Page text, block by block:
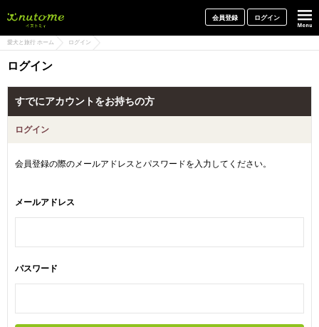
会員登録 ログイン
愛犬と旅行 ホーム ログイン
ログイン
すでにアカウントをお持ちの方
ログイン
会員登録の際のメールアドレスとパスワードを入力してください。
メールアドレス
パスワード